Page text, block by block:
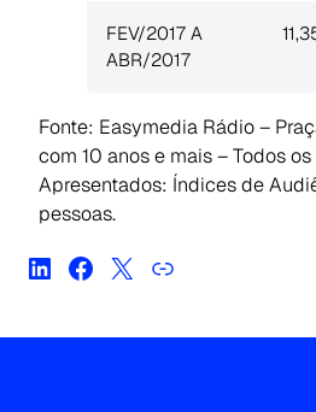
FEV/2017 A
ABR/2017
Fonte: Easymedia Rádio –
com 10 anos e mais – Todos
Apresentados: Índices de
pessoas.